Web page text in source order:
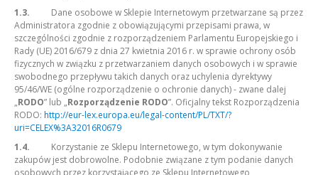
1.3. Dane osobowe w Sklepie Internetowym przetwarzane są przez
Administratora zgodnie z obowiązującymi przepisami prawa, w
szczególności zgodnie z rozporządzeniem Parlamentu Europejskiego i
Rady (UE) 2016/679 z dnia 27 kwietnia 2016 r. w sprawie ochrony osób
fizycznych w związku z przetwarzaniem danych osobowych i w sprawie
swobodnego przepływu takich danych oraz uchylenia dyrektywy
95/46/WE (ogólne rozporządzenie o ochronie danych) - zwane dalej
„RODO” lub „Rozporządzenie RODO”. Oficjalny tekst Rozporządzenia
RODO: http://eur-lex.europa.eu/legal-content/PL/TXT/?
uri=CELEX%3A32016R0679
1.4. Korzystanie ze Sklepu Internetowego, w tym dokonywanie
zakupów jest dobrowolne. Podobnie związane z tym podanie danych
osobowych przez korzystającego ze Sklepu Internetowego